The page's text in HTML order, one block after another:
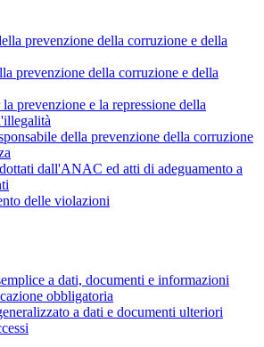
prevenzione della corruzione e della
prevenzione della corruzione e della
prevenzione e la repressione della
della prevenzione della corruzione
dall'ANAC ed atti di adeguamento a
delle violazioni
a dati, documenti e informazioni
obbligatoria
a dati e documenti ulteriori